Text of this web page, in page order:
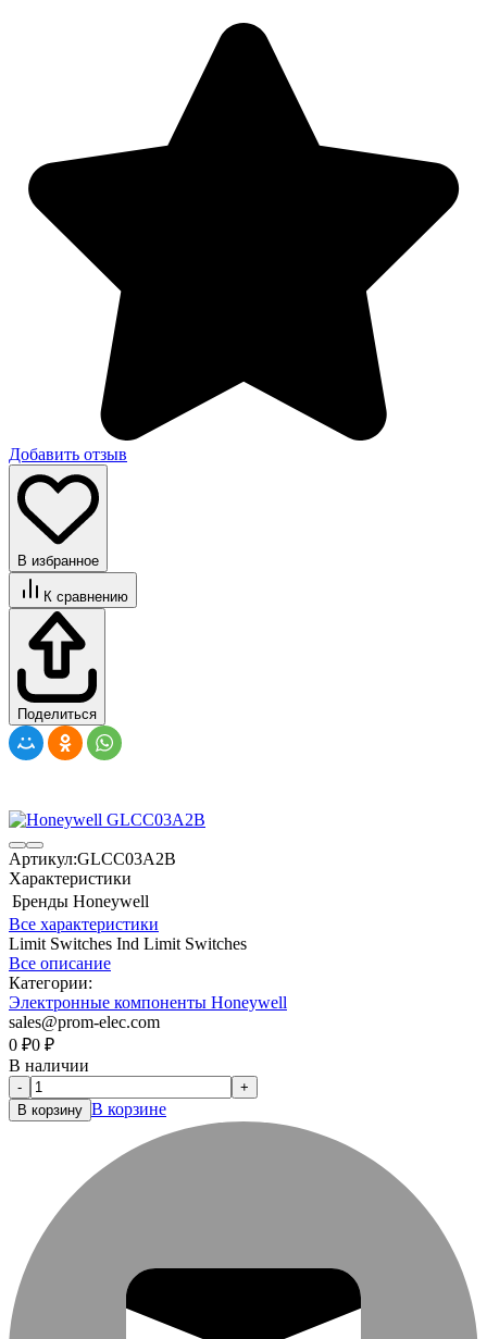
Добавить отзыв
В избранное
К сравнению
Поделиться
Артикул:GLCC03A2B
Характеристики
Бренды Honeywell
Все характеристики
Limit Switches Ind Limit Switches
Все описание
Категории:
Электронные компоненты Honeywell
sales@prom-elec.com
0 ₽0 ₽
В наличии
-
+
В корзину В корзине